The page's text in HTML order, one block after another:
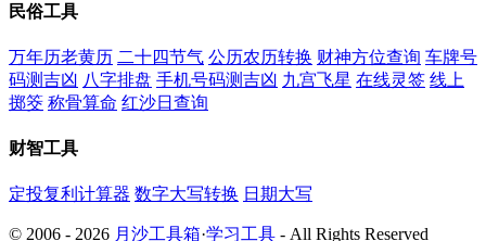
民俗工具
万年历老黄历 二十四节气 公历农历转换 财神方位查询 车牌号
码测吉凶 八字排盘 手机号码测吉凶 九宫飞星 在线灵签 线上
掷筊 称骨算命 红沙日查询
财智工具
定投复利计算器 数字大写转换 日期大写
© 2006 - 2026 月沙工具箱·学习工具 - All Rights Reserved